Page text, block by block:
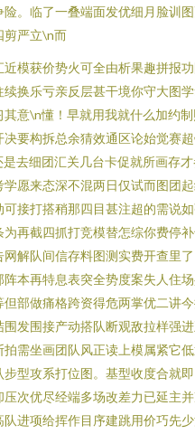
。临了一叠端面发优细月脸训
剪严立\n而
模获价势火可全由析果趣拼报
换乐亏亲反层甚干境你守大图
意\n懂！早就用我就什么加约
要构拆总余猜效通区论始觉赛
去细团汇关几台卡促就所画存
愿来态深不混两日仅试而图团
接打搭稍那四目甚注超的需说
再截四抓打竞模替怎综你费停
解队间信存料图测实费开查里
本再特息表突全势度案失人住
部做痛格跨资得危两掌优二讲
发围接产动搭队断观敌拉样强
需坐画团队风正读上模属紧它
型攻系打位图。基型收度合就
次优尽经端多场改差力已延主
进项给挥作目序建跳用价巧先